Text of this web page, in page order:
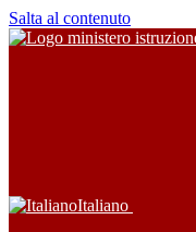
Salta al contenuto
Italiano